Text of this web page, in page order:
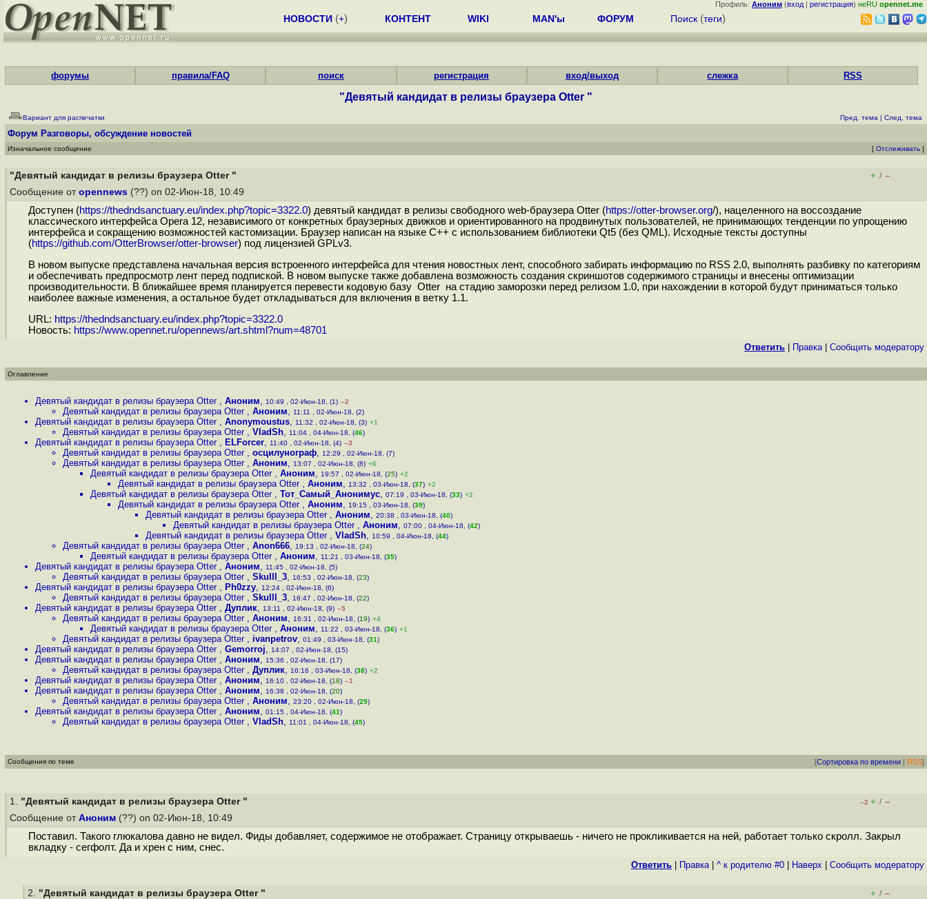
Профиль: Аноним (вход | регистрация) неRU opennet.me
НОВОСТИ (+) КОНТЕНТ WIKI MAN'ы ФОРУМ Поиск (теги)
форумы правила/FAQ поиск регистрация вход/выход слежка RSS
"Девятый кандидат в релизы браузера Otter "
Вариант для распечатки Пред. тема | След. тема
Форум Разговоры, обсуждение новостей
Изначальное сообщение [ Отслеживать ]
"Девятый кандидат в релизы браузера Otter " + / –
Сообщение от opennews (??) on 02-Июн-18, 10:49
Доступен (https://thedndsanctuary.eu/index.php?topic=3322.0) девятый кандидат в релизы свободного web-браузера Otter (https://otter-browser.org/), нацеленного на воссоздание
классического интерфейса Opera 12, независимого от конкретных браузерных движков и ориентированного на продвинутых пользователей, не принимающих тенденции по упрощению
интерфейса и сокращению возможностей кастомизации. Браузер написан на языке C++ с использованием библиотеки Qt5 (без QML). Исходные тексты доступны
(https://github.com/OtterBrowser/otter-browser) под лицензией GPLv3.
В новом выпуске представлена начальная версия встроенного интерфейса для чтения новостных лент, способного забирать информацию по RSS 2.0, выполнять разбивку по категориям
и обеспечивать предпросмотр лент перед подпиской. В новом выпуске также добавлена возможность создания скриншотов содержимого страницы и внесены оптимизации
производительности. В ближайшее время планируется перевести кодовую базу Otter на стадию заморозки перед релизом 1.0, при нахождении в которой будут приниматься только
наиболее важные изменения, а остальное будет откладываться для включения в ветку 1.1.
URL: https://thedndsanctuary.eu/index.php?topic=3322.0
Новость: https://www.opennet.ru/opennews/art.shtml?num=48701
Ответить Правка| Cообщить модератору
Оглавление
Девятый кандидат в релизы браузера Otter , Аноним, 10:49 , 02-Июн-18, (1) –2
Девятый кандидат в релизы браузера Otter , Аноним, 11:11 , 02-Июн-18, (2)
Девятый кандидат в релизы браузера Otter , Anonymoustus, 11:32 , 02-Июн-18, (3) +1
Девятый кандидат в релизы браузера Otter , VladSh, 11:04 , 04-Июн-18, (46)
Девятый кандидат в релизы браузера Otter , ELForcer, 11:40 , 02-Июн-18, (4) –3
Девятый кандидат в релизы браузера Otter , осцилунограф, 12:29 , 02-Июн-18, (7)
Девятый кандидат в релизы браузера Otter , Аноним, 13:07 , 02-Июн-18, (8) +6
Девятый кандидат в релизы браузера Otter , Аноним, 19:57 , 02-Июн-18, (25) +2
Девятый кандидат в релизы браузера Otter , Аноним, 13:32 , 03-Июн-18, (37) +2
Девятый кандидат в релизы браузера Otter , Тот_Самый_Анонимус, 07:19 , 03-Июн-18, (33) +2
Девятый кандидат в релизы браузера Otter , Аноним, 19:15 , 03-Июн-18, (39)
Девятый кандидат в релизы браузера Otter , Аноним, 20:38 , 03-Июн-18, (40)
Девятый кандидат в релизы браузера Otter , Аноним, 07:00 , 04-Июн-18, (42)
Девятый кандидат в релизы браузера Otter , VladSh, 10:59 , 04-Июн-18, (44)
Девятый кандидат в релизы браузера Otter , Anon666, 19:13 , 02-Июн-18, (24)
Девятый кандидат в релизы браузера Otter , Аноним, 11:21 , 03-Июн-18, (35)
Девятый кандидат в релизы браузера Otter , Аноним, 11:45 , 02-Июн-18, (5)
Девятый кандидат в релизы браузера Otter , Skulll_3, 16:53 , 02-Июн-18, (23)
Девятый кандидат в релизы браузера Otter , Ph0zzy, 12:24 , 02-Июн-18, (6)
Девятый кандидат в релизы браузера Otter , Skulll_3, 16:47 , 02-Июн-18, (22)
Девятый кандидат в релизы браузера Otter , Дуплик, 13:11 , 02-Июн-18, (9) –5
Девятый кандидат в релизы браузера Otter , Аноним, 16:31 , 02-Июн-18, (19) +4
Девятый кандидат в релизы браузера Otter , Аноним, 11:22 , 03-Июн-18, (36) +1
Девятый кандидат в релизы браузера Otter , ivanpetrov, 01:49 , 03-Июн-18, (31)
Девятый кандидат в релизы браузера Otter , Gemorroj, 14:07 , 02-Июн-18, (15)
Девятый кандидат в релизы браузера Otter , Аноним, 15:36 , 02-Июн-18, (17)
Девятый кандидат в релизы браузера Otter , Дуплик, 16:16 , 03-Июн-18, (38) +2
Девятый кандидат в релизы браузера Otter , Аноним, 16:10 , 02-Июн-18, (18) –1
Девятый кандидат в релизы браузера Otter , Аноним, 16:38 , 02-Июн-18, (20)
Девятый кандидат в релизы браузера Otter , Аноним, 23:20 , 02-Июн-18, (29)
Девятый кандидат в релизы браузера Otter , Аноним, 01:15 , 04-Июн-18, (41)
Девятый кандидат в релизы браузера Otter , VladSh, 11:01 , 04-Июн-18, (45)
Сообщения по теме [Сортировка по времени | RSS]
1. "Девятый кандидат в релизы браузера Otter " –2 + / –
Сообщение от Аноним (??) on 02-Июн-18, 10:49
Поставил. Такого глюкалова давно не видел. Фиды добавляет, содержимое не отображает. Страницу открываешь - ничего не прокликивается на ней, работает только скролл. Закрыл
вкладку - сегфолт. Да и хрен с ним, снес.
Ответить Правка| ^ к родителю #0 Наверх Cообщить модератору
2. "Девятый кандидат в релизы браузера Otter " + / –